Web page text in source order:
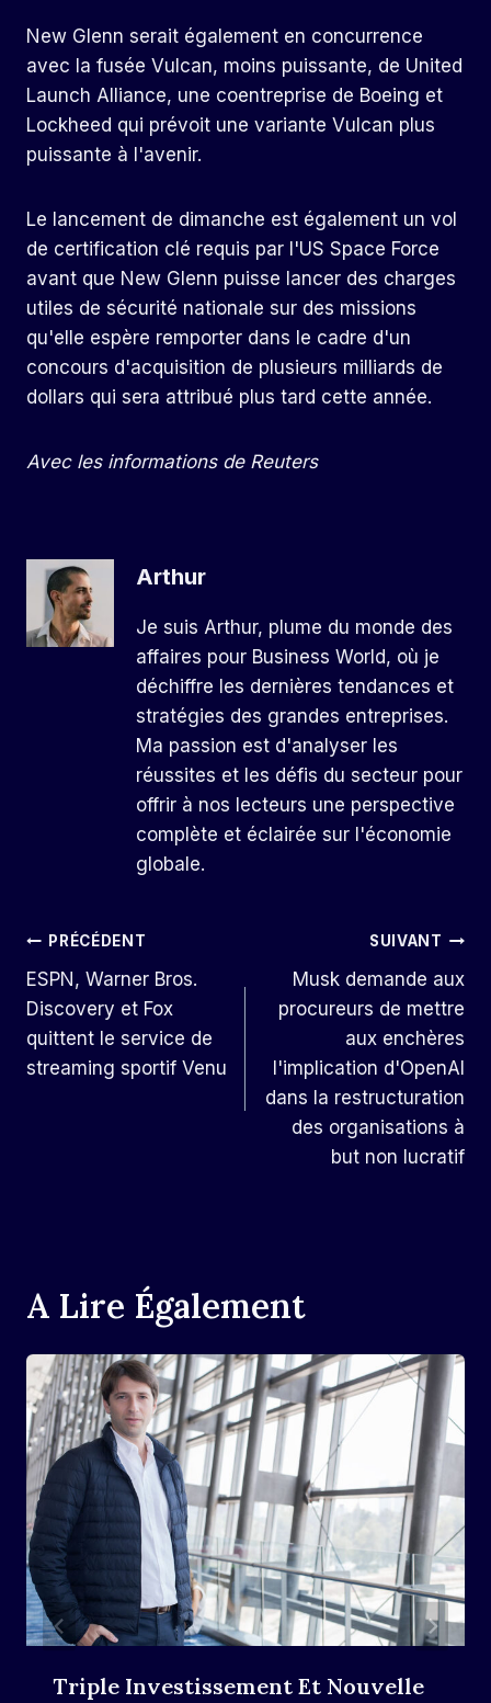
New Glenn serait également en concurrence
avec la fusée Vulcan, moins puissante, de United
Launch Alliance, une coentreprise de Boeing et
Lockheed qui prévoit une variante Vulcan plus
puissante à l'avenir.
Le lancement de dimanche est également un vol
de certification clé requis par l'US Space Force
avant que New Glenn puisse lancer des charges
utiles de sécurité nationale sur des missions
qu'elle espère remporter dans le cadre d'un
concours d'acquisition de plusieurs milliards de
dollars qui sera attribué plus tard cette année.
Avec les informations de Reuters
Arthur
Je suis Arthur, plume du monde des
affaires pour Business World, où je
déchiffre les dernières tendances et
stratégies des grandes entreprises.
Ma passion est d'analyser les
réussites et les défis du secteur pour
offrir à nos lecteurs une perspective
complète et éclairée sur l'économie
globale.
Navigation
De
L’article
PRÉCÉDENT
ESPN, Warner Bros.
Discovery et Fox
quittent le service de
streaming sportif Venu
SUIVANT
Musk demande aux
procureurs de mettre
aux enchères
l'implication d'OpenAI
dans la restructuration
des organisations à
but non lucratif
A Lire Également
Triple Investissement Et Nouvelle